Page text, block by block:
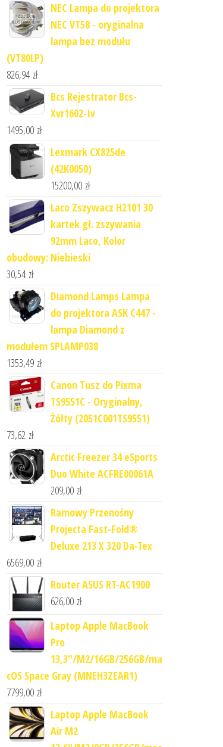
NEC Lampa do projektora
NEC VT58 - oryginalna
lampa bez modułu
(VT80LP)
826,94 zł
Bcs Rejestrator Bcs-
Xvr1602-Iv
1495,00 zł
Lexmark CX825de
(42K0050)
15200,00 zł
Laco Zszywacz H2101 30
kartek gł. zszywania
92mm Laco, Kolor
obudowy: Niebieski
30,54 zł
Diamond Lamps Lampa
do projektora ASK C447 -
lampa Diamond z
modułem SPLAMP038
1353,49 zł
Canon Tusz do Pixma
TS9551C - Oryginalny,
Żółty (2051C001TS9551)
73,62 zł
Arctic Freezer 34 eSports
Duo White ACFRE00061A
209,00 zł
Ramowy Przenośny
Projecta Fast-Fold®
Deluxe 213 X 320 Da-Tex
6569,00 zł
Router ASUS RT-AC1900
626,00 zł
Laptop Apple MacBook
Pro
13,3"/M2/16GB/256GB/ma
cOS Space Gray (MNEH3ZEAR1)
7799,00 zł
Laptop Apple MacBook
Air M2